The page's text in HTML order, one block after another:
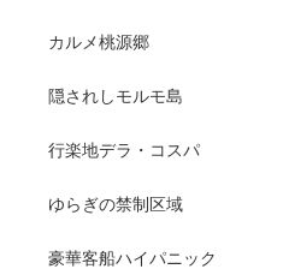
カルメ桃源郷
隠されしモルモ島
行楽地デラ・コスパ
ゆらぎの禁制区域
豪華客船ハイパニック